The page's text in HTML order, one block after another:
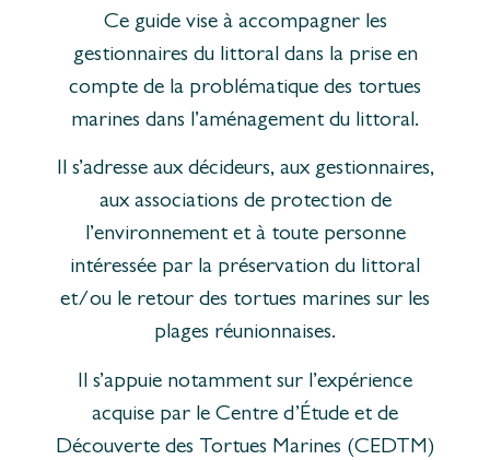
Ce guide vise à accompagner les
gestionnaires du littoral dans la prise en
compte de la problématique des tortues
marines dans l’aménagement du littoral.
Il s’adresse aux décideurs, aux gestionnaires,
aux associations de protection de
l’environnement et à toute personne
intéressée par la préservation du littoral
et/ou le retour des tortues marines sur les
plages réunionnaises.
Il s’appuie notamment sur l’expérience
acquise par le Centre d’Étude et de
Découverte des Tortues Marines (CEDTM)